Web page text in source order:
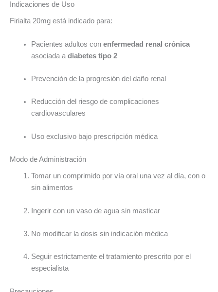
Indicaciones de Uso
Firialta 20mg está indicado para:
Pacientes adultos con enfermedad renal crónica
asociada a diabetes tipo 2
Prevención de la progresión del daño renal
Reducción del riesgo de complicaciones
cardiovasculares
Uso exclusivo bajo prescripción médica
Modo de Administración
Tomar un comprimido por vía oral una vez al día, con o
sin alimentos
Ingerir con un vaso de agua sin masticar
No modificar la dosis sin indicación médica
Seguir estrictamente el tratamiento prescrito por el
especialista